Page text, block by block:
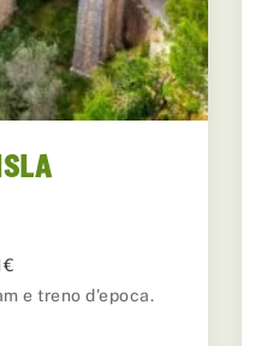
e treno d'epoca.